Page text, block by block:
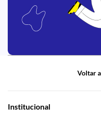
Voltar
Institucional